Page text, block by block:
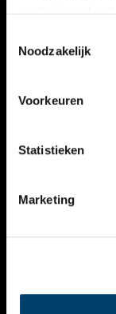
Noodzakelijk
Voorkeuren
Statistieken
Marketing
VERHALEN
KALENDER
THEMA’S
VIDEO’S
CONTACT